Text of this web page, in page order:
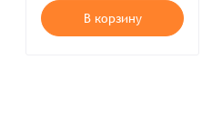
В корзину